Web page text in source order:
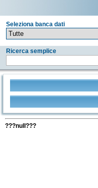
Seleziona banca dati
Ricerca semplice
???null???